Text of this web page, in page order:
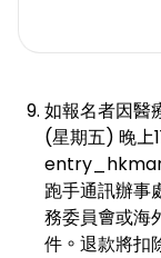
如報名者因醫
(星期五) 晚上
跑手通訊辦事
務委員會或海
件。退款將扣